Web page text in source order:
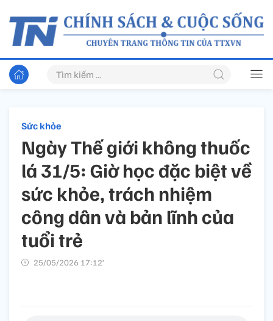
Sức khỏe
Ngày Thế giới không thuốc
lá 31/5: Giờ học đặc biệt về
sức khỏe, trách nhiệm
công dân và bản lĩnh của
tuổi trẻ
25/05/2026 17:12’